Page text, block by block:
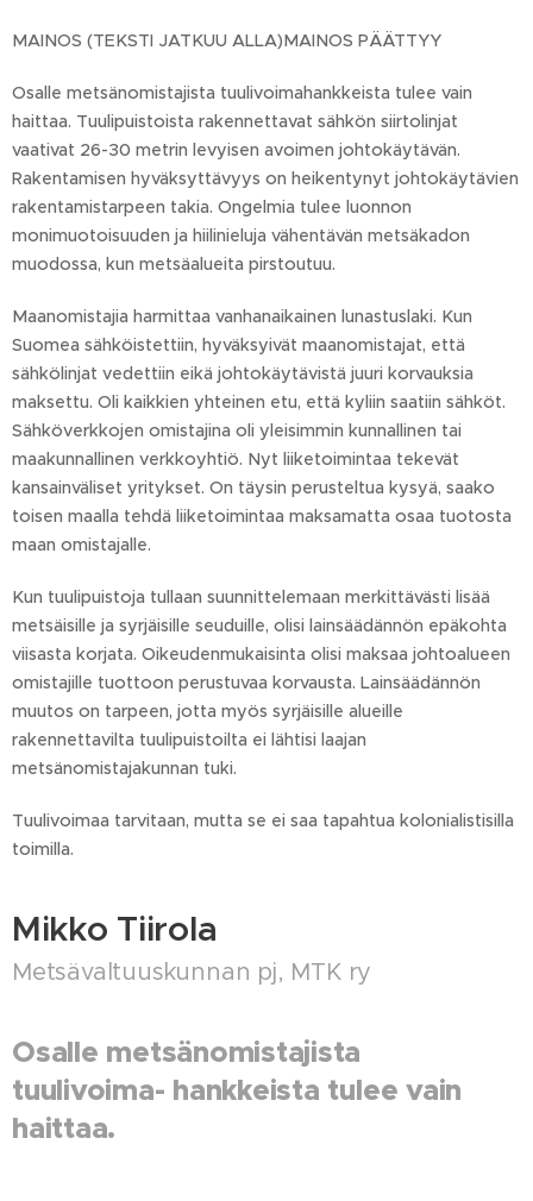
MAINOS (TEKSTI JATKUU ALLA)MAINOS PÄÄTTYY
Osalle metsänomistajista tuulivoimahankkeista tulee vain
haittaa. Tuulipuistoista rakennettavat sähkön siirto­linjat
vaativat 26-30 metrin levyisen avoimen johtokäytävän.
Rakentamisen hyväksyttävyys on heikentynyt johtokäytävien
rakentamistarpeen takia. Ongelmia tulee luonnon
monimuotoisuuden ja hiili­nieluja vähentävän metsäkadon
muodossa, kun metsäalueita pirstoutuu.
Maanomistajia harmittaa vanhanaikainen lunastuslaki. Kun
Suomea sähköistettiin, hyväksyivät maanomistajat, että
sähkölinjat vedettiin eikä johtokäytävistä juuri korvauksia
maksettu. Oli kaikkien yhteinen etu, että kyliin saatiin sähköt.
Sähköverkkojen omistajina oli yleisimmin kunnallinen tai
maakunnallinen verkkoyhtiö. Nyt liiketoimintaa tekevät
kansainväliset yritykset. On täysin perusteltua kysyä, saako
toisen maalla tehdä liike­toimintaa maksamatta osaa tuotosta
maan omistajalle.
Kun tuulipuistoja tullaan suunnittelemaan merkittävästi lisää
metsäisille ja syrjäisille seuduille, olisi lainsäädännön epäkohta
viisasta korjata. Oikeudenmukaisinta olisi maksaa johtoalueen
omistajille tuottoon perustuvaa korvausta. Lainsäädännön
muutos on tarpeen, jotta myös syrjäisille alueille
rakennettavilta tuuli­puistoilta ei lähtisi laajan
metsänomistajakunnan tuki.
Tuulivoimaa tarvitaan, mutta se ei saa tapahtua kolonialistisilla
toimilla.
Mikko Tiirola
Metsävaltuuskunnan pj, MTK ry
Osalle metsän­omistajista
tuulivoima- hankkeista tulee vain
haittaa.